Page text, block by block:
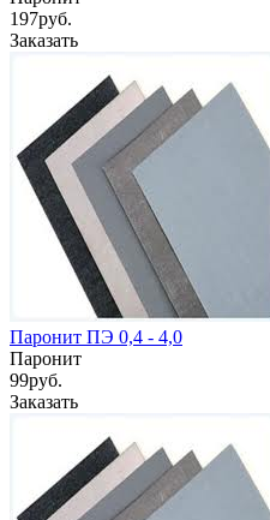
197руб.
Заказать
Паронит ПЭ 0,4 - 4,0
Паронит
99руб.
Заказать